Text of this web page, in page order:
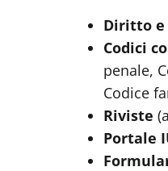
Diritto e
Codici
penale,
Codice
Riviste
Portale